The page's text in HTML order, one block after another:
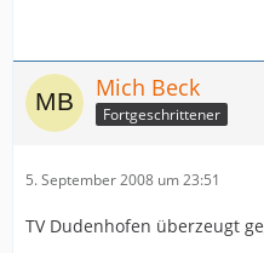
Mich Beck
Fortgeschrittener
5. September 2008 um 23:51
TV Dudenhofen überzeugt